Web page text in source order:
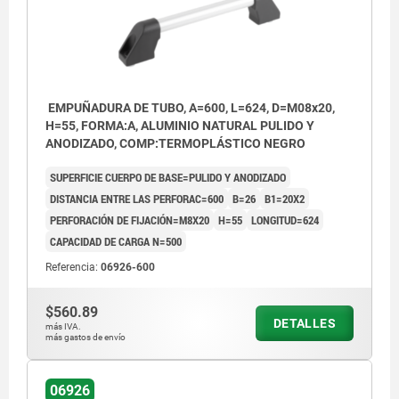
EMPUÑADURA DE TUBO, A=600, L=624, D=M08x20,
H=55, FORMA:A, ALUMINIO NATURAL PULIDO Y
ANODIZADO, COMP:TERMOPLÁSTICO NEGRO
SUPERFICIE CUERPO DE BASE=PULIDO Y ANODIZADO
DISTANCIA ENTRE LAS PERFORAC=600 B=26 B1=20X2
PERFORACIÓN DE FIJACIÓN=M8X20 H=55 LONGITUD=624
CAPACIDAD DE CARGA N=500
Referencia: 06926-600
$560.89
más IVA.
más gastos de envío
DETALLES
06926